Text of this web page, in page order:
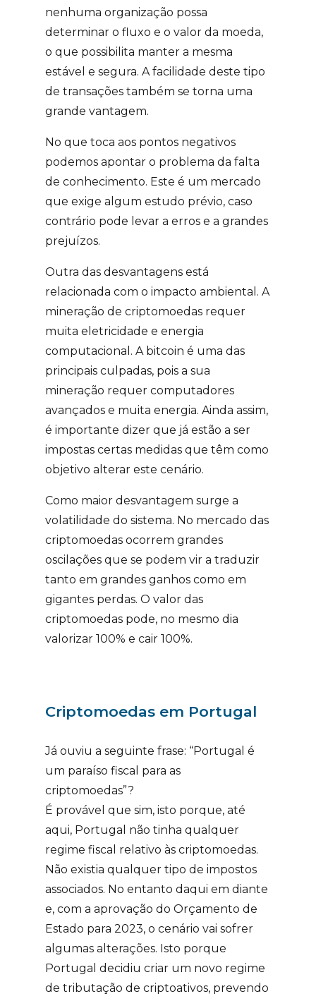
nenhuma organização possa
determinar o fluxo e o valor da moeda,
o que possibilita manter a mesma
estável e segura. A facilidade deste tipo
de transações também se torna uma
grande vantagem.
No que toca aos pontos negativos
podemos apontar o problema da falta
de conhecimento. Este é um mercado
que exige algum estudo prévio, caso
contrário pode levar a erros e a grandes
prejuízos.
Outra das desvantagens está
relacionada com o impacto ambiental. A
mineração de criptomoedas requer
muita eletricidade e energia
computacional. A bitcoin é uma das
principais culpadas, pois a sua
mineração requer computadores
avançados e muita energia. Ainda assim,
é importante dizer que já estão a ser
impostas certas medidas que têm como
objetivo alterar este cenário.
Como maior desvantagem surge a
volatilidade do sistema. No mercado das
criptomoedas ocorrem grandes
oscilações que se podem vir a traduzir
tanto em grandes ganhos como em
gigantes perdas. O valor das
criptomoedas pode, no mesmo dia
valorizar 100% e cair 100%.
Criptomoedas em Portugal
Já ouviu a seguinte frase: “Portugal é
um paraíso fiscal para as
criptomoedas”?
É provável que sim, isto porque, até
aqui, Portugal não tinha qualquer
regime fiscal relativo às criptomoedas.
Não existia qualquer tipo de impostos
associados. No entanto daqui em diante
e, com a aprovação do Orçamento de
Estado para 2023, o cenário vai sofrer
algumas alterações. Isto porque
Portugal decidiu criar um novo regime
de tributação de criptoativos, prevendo